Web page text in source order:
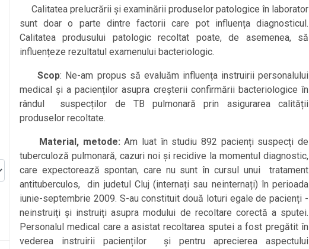
Calitatea prelucrării și examinării produselor patologice în laborator
sunt doar o parte dintre factorii care pot influența diagnosticul.
Calitatea produsului patologic recoltat poate, de asemenea, să
influențeze rezultatul examenului bacteriologic.
Scop: Ne-am propus să evaluăm influența instruirii personalului
medical și a pacienților asupra creșterii confirmării bacteriologice în
rândul suspecților de TB pulmonară prin asigurarea calității
produselor recoltate.
Material, metode: Am luat în studiu 892 pacienți suspecți de
tuberculoză pulmonară, cazuri noi și recidive la momentul diagnostic,
care expectorează spontan, care nu sunt în cursul unui tratament
antituberculos, din judetul Cluj (internați sau neinternați) în perioada
iunie-septembrie 2009. S-au constituit două loturi egale de pacienți -
neinstruiți și instruiți asupra modului de recoltare corectă a sputei.
Personalul medical care a asistat recoltarea sputei a fost pregătit în
vederea instruirii pacienților și pentru aprecierea aspectului